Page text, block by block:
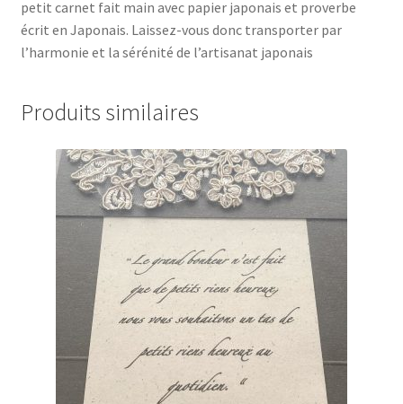
petit carnet fait main avec papier japonais et proverbe
écrit en Japonais. Laissez-vous donc transporter par
l’harmonie et la sérénité de l’artisanat japonais
Produits similaires